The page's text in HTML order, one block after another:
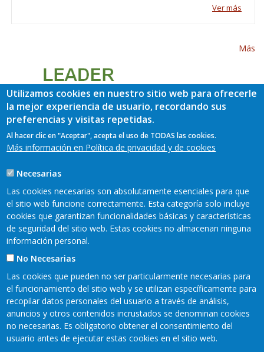
Ver más
Más
Pie
Mapa web Mapa web
Aviso legal
Política de privacidad
Accesibilidad
Utilizamos cookies en nuestro sitio web para ofrecerle
la mejor experiencia de usuario, recordando sus
preferencias y visitas repetidas.
Al hacer clic en "Aceptar", acepta el uso de TODAS las cookies.
Más información en Política de privacidad y de cookies
Necesarias
Las cookies necesarias son absolutamente esenciales para que
el sitio web funcione correctamente. Esta categoría solo incluye
cookies que garantizan funcionalidades básicas y características
de seguridad del sitio web. Estas cookies no almacenan ninguna
información personal.
No Necesarias
Las cookies que pueden no ser particularmente necesarias para
el funcionamiento del sitio web y se utilizan específicamente para
recopilar datos personales del usuario a través de análisis,
anuncios y otros contenidos incrustados se denominan cookies
no necesarias. Es obligatorio obtener el consentimiento del
usuario antes de ejecutar estas cookies en el sitio web.